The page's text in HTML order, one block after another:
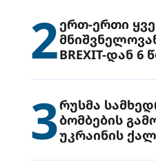
2ერთ-ერთი
BREXIT-დან 6
3რუსმა
ბომბების
უკრაინის